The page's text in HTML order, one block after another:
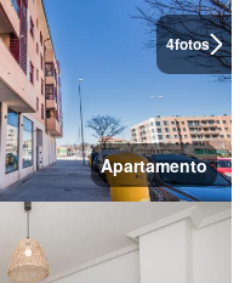
4fotos
Apartamento